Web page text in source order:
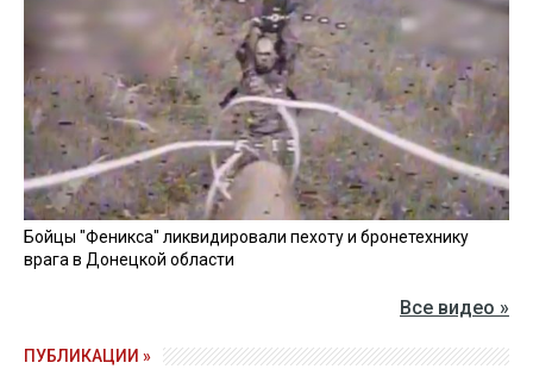
Бойцы "Феникса" ликвидировали пехоту и бронетехнику
врага в Донецкой области
Все видео »
ПУБЛИКАЦИИ »